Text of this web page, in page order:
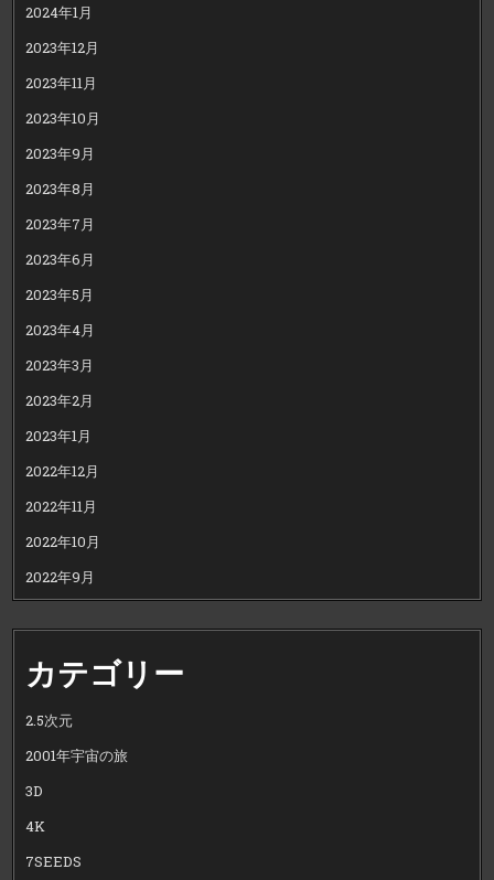
2024年1月
2023年12月
2023年11月
2023年10月
2023年9月
2023年8月
2023年7月
2023年6月
2023年5月
2023年4月
2023年3月
2023年2月
2023年1月
2022年12月
2022年11月
2022年10月
2022年9月
カテゴリー
2.5次元
2001年宇宙の旅
3D
4K
7SEEDS